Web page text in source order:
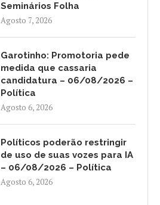
Seminários Folha
Agosto 7, 2026
Garotinho: Promotoria pede
medida que cassaria
candidatura – 06/08/2026 –
Política
Agosto 6, 2026
Políticos poderão restringir
de uso de suas vozes para IA
– 06/08/2026 – Política
Agosto 6, 2026